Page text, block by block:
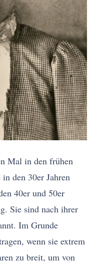
Mal in den frühen
in den 30er Jahren
40er und 50er
Sie sind nach ihrer
Im Grunde
wenn sie extrem
zu breit, um von